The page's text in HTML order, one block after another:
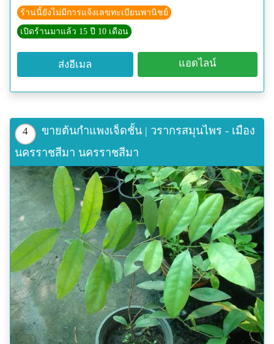
ลักษณะทั่วไป ไม้พุ่มรอเลื้อย ใบเดี่ยว เรียงตรงข้าม ดอก
ช่อสั้นๆ ออกที่ง่ามใบ กลีบดอกสีเหลือง หรือสีเขียวอม
การขยายพันธุ์ ใช้เมล็ด
ตาไก้เป็นสมุนไพรที่หมอยาอีสานทุกคนต้องรู้จัก เพราะตา
ไก้แทรกอยู่ในตำรับยาหลายตำรับในตำราใบลานของ
แทรกอยู่ในตำรับยาทางภาคกลาง เนื่องจากในการแพทย์
แผนตะวันออกโดยทั่วไป การกำจัดพิษจะมีความสำคัญ
มาก เพื่อไม่ให้ของเสียนั้นเป็นภาระแก่ร่างกายที่กำลัง
อ่อนแอ ทั้งยังช่วยเตรียมร่างกายให้สามารถดูดซึมโอสถ
สารและสารอาหารที่มีประโยชน์ได้
การกินตาไก้เป็นประจำจะทำให้สุขภาพดี เหมือนมีกำแพง
เจ็ดชั้นป้องกันโรคภัยไข้เจ็บอยู่ จากความเชื่อเช่นนี้ทำให้
มีการใช้เนื้อไม้ของตาไก้ไปทำเครื่องราง ตาไก้จึงมีอีกชื่อ
หนึ่งว่า กำแพงเจ็ดชั้น เนื่องจากเนื้อไม้ของเถาตาไก้มี
ลักษณะเป็นลายเรียงตัวเป็นวงๆ รอบศูนย์กลางเหมือน
กำแพงที่ล้อมไว้
ยาบำรุงเอ็น บำรุงเส้น บำรุงกำลัง ของคนทุกภาค
ตาไก้เป็นยารักษาเอ็น รักษากล้ามเนื้อ บำรุงร่างกาย ช่วย
ระบายของเสีย ที่หมอยาทุกภาคใช้ ตามความเชื่อที่ว่า ถ้า
ร่างกายมีเอ็นและกล้ามเนื้อที่แข็งแรงแล้ว จะสามารถ
ตาไก้ กำแพงเจ็ดชั้น ป้องกันโรคภัย
ชื่อวิทยาศาสตร์ Salacia chinensis L.
ชื่อวงศ์ CELASTRACEAE
ชื่ออื่นๆ กำแพงเจ็ดชั้น ตะลุ่มนก ตาไก้ น้ำนอง มะต่อมไก่
เหลือง ผลรูปค่อนข้างกลมหรือรูปรี เมื่อสุกสีส้มแดง
การขยายพันธุ์ ใช้เมล็ด
“…ถ้าหมอยาอิสานคนไหนไม่รู้จักตาไก้ ก็อย่าได้บอกว่า
เป็นหมอยาอิสาน…” เป็นคำพูดของพ่อเม่า หรือพ่อบุญมี
ได้ฤกษ์ ปราชญ์และพรานผู้เชี่ยวชาญแห่งดงพญาเย็น ที่
เคยกล่าวไว้ ดังนั้นตาไก้จึงเป็นสมุนไพรที่หมอยาอีสานทุก
คนต้องรู้จัก เพราะตาไก้แทรกอยู่ในตำรับยาหลายตำรับ
ในตำราใบลานของอีสาน คล้ายๆ กับที่ใบมะกา ยาดำ ฝัก
ราชพฤกษ์(ฝักคูน) แทรกอยู่ในตำรับยาทางภาคกลาง
เนื่องจากในการแพทย์แผนตะวันออกโดยทั่วไป การกำจัด
พิษจะมีความสำคัญมาก เพื่อไม่ให้ของเสียนั้นเป็นภาระแก่
ร่างกายที่กำลังอ่อนแอ ทั้งยังช่วยเตรียมร่างกายให้
สามารถดูดซึมโอสถสารและสารอาหารที่มีประโยชน์ได้
ร้านนี้ยังไม่มีการแจ้งเลขทะเบียนพานิชย์
เปิดร้านมาแล้ว 15 ปี 10 เดือน
ส่งอีเมล แอดไลน์
4
ขายต้นกำแพงเจ็ดชั้น | วรากรสมุนไพร - เมือง
นครราชสีมา นครราชสีมา